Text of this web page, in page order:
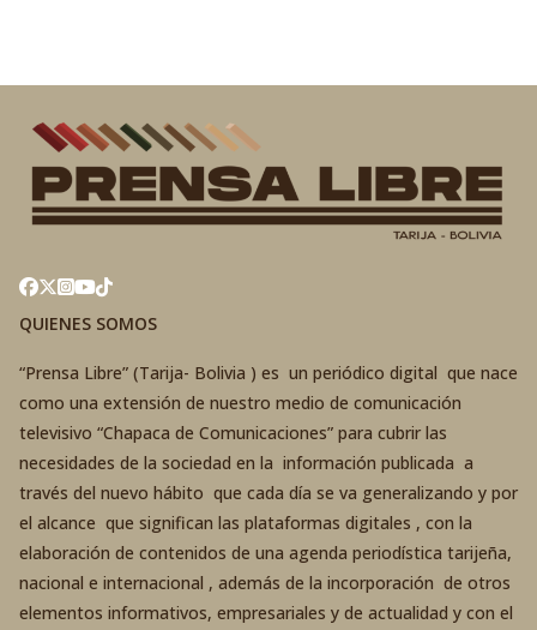
QUIENES SOMOS
“Prensa Libre” (Tarija- Bolivia ) es un periódico digital que nace
como una extensión de nuestro medio de comunicación
televisivo “Chapaca de Comunicaciones” para cubrir las
necesidades de la sociedad en la información publicada a
través del nuevo hábito que cada día se va generalizando y por
el alcance que significan las plataformas digitales , con la
elaboración de contenidos de una agenda periodística tarijeña,
nacional e internacional , además de la incorporación de otros
elementos informativos, empresariales y de actualidad y con el